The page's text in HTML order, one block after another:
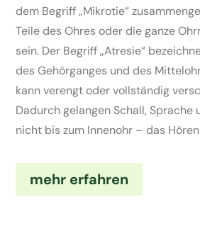
dem Begriff „Mikrotie“
Teile des Ohres oder die ganze
sein. Der Begriff „Atresie“
des Gehörganges und des
kann verengt oder vollständig
Dadurch gelangen Schall, Sprache
nicht bis zum Innenohr – das
mehr erfahren